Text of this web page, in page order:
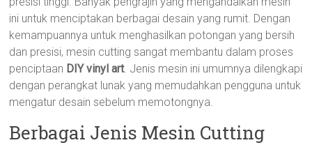
ini untuk menciptakan berbagai desain yang rumit. Dengan
kemampuannya untuk menghasilkan potongan yang bersih
dan presisi, mesin cutting sangat membantu dalam proses
penciptaan DIY vinyl art. Jenis mesin ini umumnya dilengkapi
dengan perangkat lunak yang memudahkan pengguna untuk
mengatur desain sebelum memotongnya.
Berbagai Jenis Mesin Cutting